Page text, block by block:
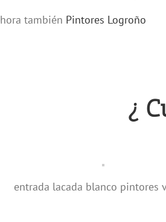
también Pintores Logroño
¿
entrada lacada blanco pintores